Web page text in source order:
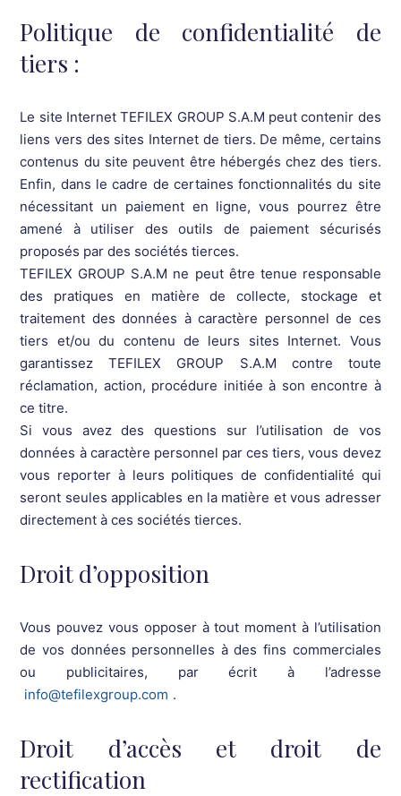
Politique de confidentialité de
tiers :
Le site Internet TEFILEX GROUP S.A.M peut contenir des
liens vers des sites Internet de tiers. De même, certains
contenus du site peuvent être hébergés chez des tiers.
Enfin, dans le cadre de certaines fonctionnalités du site
nécessitant un paiement en ligne, vous pourrez être
amené à utiliser des outils de paiement sécurisés
proposés par des sociétés tierces.
TEFILEX GROUP S.A.M ne peut être tenue responsable
des pratiques en matière de collecte, stockage et
traitement des données à caractère personnel de ces
tiers et/ou du contenu de leurs sites Internet. Vous
garantissez TEFILEX GROUP S.A.M contre toute
réclamation, action, procédure initiée à son encontre à
ce titre.
Si vous avez des questions sur l’utilisation de vos
données à caractère personnel par ces tiers, vous devez
vous reporter à leurs politiques de confidentialité qui
seront seules applicables en la matière et vous adresser
directement à ces sociétés tierces.
Droit d’opposition
Vous pouvez vous opposer à tout moment à l’utilisation
de vos données personnelles à des fins commerciales
ou publicitaires, par écrit à l’adresse
info@tefilexgroup.com .
Droit d’accès et droit de
rectification